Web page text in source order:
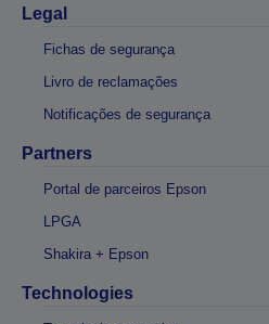
Legal
Fichas de segurança
Livro de reclamações
Notificações de segurança
Partners
Portal de parceiros Epson
LPGA
Shakira + Epson
Technologies